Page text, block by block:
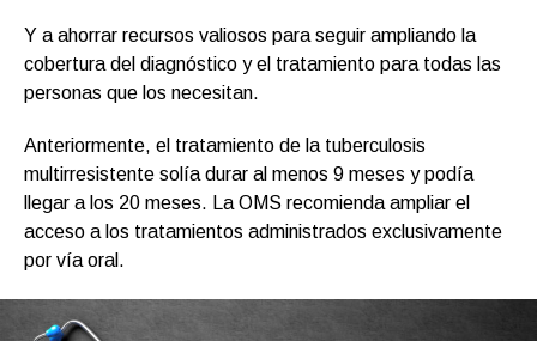
Y a ahorrar recursos valiosos para seguir ampliando la
cobertura del diagnóstico y el tratamiento para todas las
personas que los necesitan.
Anteriormente, el tratamiento de la tuberculosis
multirresistente solía durar al menos 9 meses y podía
llegar a los 20 meses. La OMS recomienda ampliar el
acceso a los tratamientos administrados exclusivamente
por vía oral.